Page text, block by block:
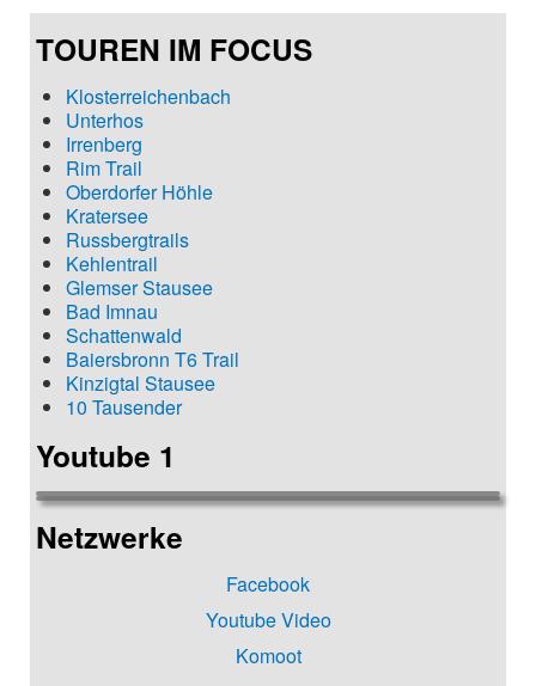
TOUREN IM FOCUS
Klosterreichenbach
Unterhos
Irrenberg
Rim Trail
Oberdorfer Höhle
Kratersee
Russbergtrails
Kehlentrail
Glemser Stausee
Bad Imnau
Schattenwald
Baiersbronn T6 Trail
Kinzigtal Stausee
10 Tausender
Youtube 1
Netzwerke
Facebook
Youtube Video
Komoot